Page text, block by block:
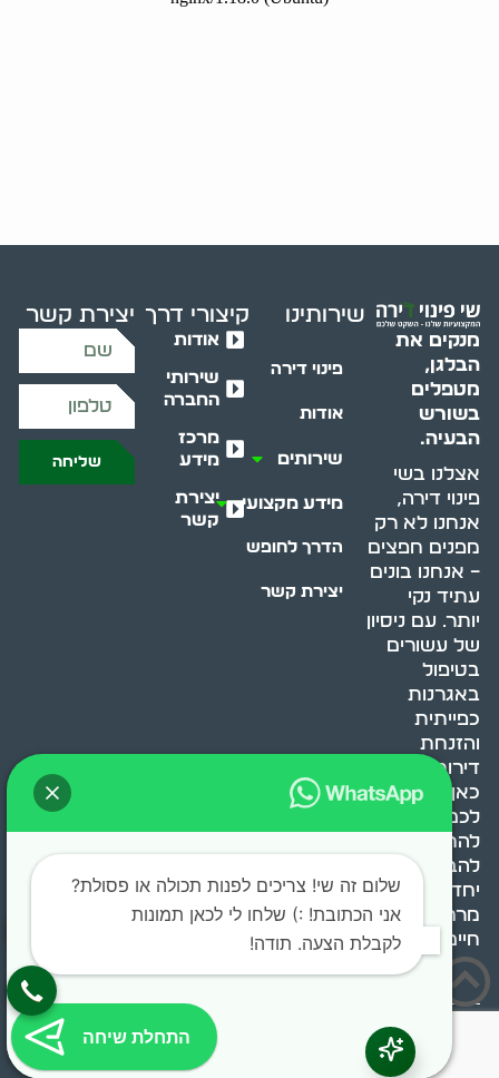
מנקים את
הבלגן,
מטפלים
בשורש
הבעיה.
אצלנו בשי
פינוי דירה,
אנחנו לא רק
מפנים חפצים
– אנחנו בונים
עתיד נקי
יותר. עם ניסיון
של עשורים
בטיפול
באגרנות
כפייתית
והזנחת
דירות, אנחנו
כאן כדי לעזור
לכם
להתמודד,
להבין ולשנות.
יחד, ניצור
מרחב
חיים בריא ומאוזן.
שירותינו
פינוי דירה
אודות
שירותים
מידע מקצועי
הדרך לחופש
יצירת קשר
קיצורי דרך
אודות
שירותי
החברה
מרכז
מידע
יצירת
קשר
יצירת קשר
שליחה
הזכויות שמורות.
שלום זה שי! צריכים לפנות תכולה או פסולת?
אני הכתובת! :) שלחו לי לכאן תמונות
לקבלת הצעה. תודה!
התחלת שיחה